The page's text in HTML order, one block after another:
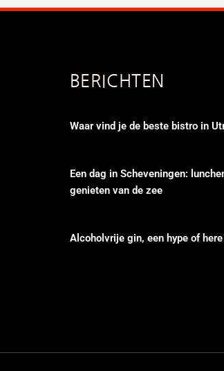
BERICHTEN
Waar vind je de beste bistro in
Een dag in Scheveningen:
genieten van de zee
Alcoholvrije gin, een hype of